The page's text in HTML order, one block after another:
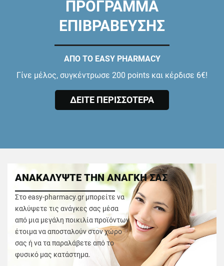
ΠΡΟΓΡΑΜΜΑ
ΕΠΙΒΡΑΒΕΥΣΗΣ
ΑΠΟ ΤΟ EASY PHARMACY
Γίνε μέλος, συγκέντρωσε 200 points και κέρδισε 6€!
ΔΕΙΤΕ ΠΕΡΙΣΣΟΤΕΡΑ
ΑΝΑΚΑΛΥΨΤΕ ΤΗΝ ΑΝΑΓΚΗ ΣΑΣ
Στο easy-pharmacy.gr μπορείτε να
καλύψετε τις ανάγκες σας μέσα
από μια μεγάλη ποικιλία προϊόντων
έτοιμα να αποσταλούν στον χώρο
σας ή να τα παραλάβετε από το
φυσικό μας κατάστημα.